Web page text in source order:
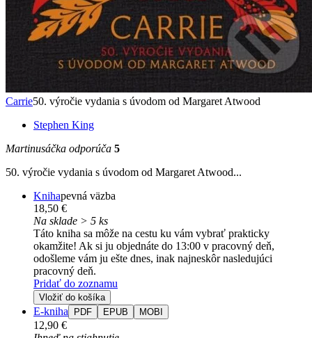
Carrie50. výročie vydania s úvodom od Margaret Atwood
Stephen King
Martinusáčka odporúča 5
50. výročie vydania s úvodom od Margaret Atwood...
Knihapevná väzba
18,50 €
Na sklade > 5 ks
Táto kniha sa môže na cestu ku vám vybrať prakticky
okamžite! Ak si ju objednáte do 13:00 v pracovný deň,
odošleme vám ju ešte dnes, inak najneskôr nasledujúci
pracovný deň.
Pridať do zoznamu
Vložiť do košíka
E-kniha PDF EPUB MOBI
12,90 €